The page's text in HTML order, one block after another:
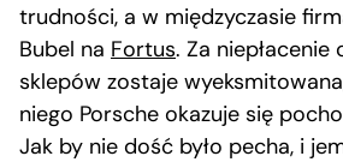
trudności, a w międzyczasie
Bubel na Fortus. Za niepłacenie
sklepów zostaje
niego Porsche okazuje się
Jak by nie dość było pecha, i